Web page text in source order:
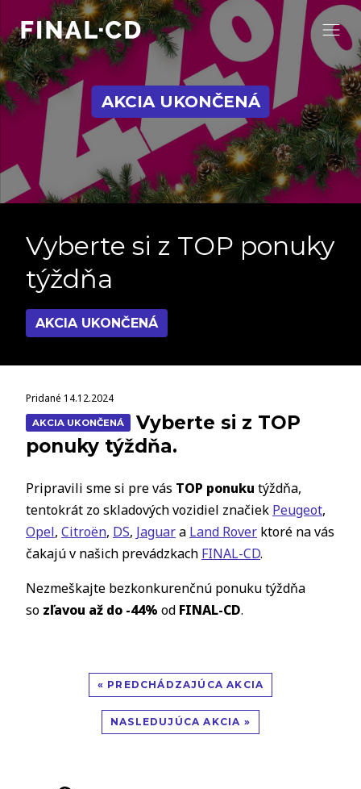
Vyberte si z TOP ponuky
týždňa
AKCIA UKONČENÁ
AKCIA UKONČENÁ
Pridané 14.12.2024
AKCIA UKONČENÁ
Vyberte si z TOP
ponuky týždňa.
Pripravili sme si pre vás TOP ponuku týždňa,
tentokrát zo skladových vozidiel značiek Peugeot,
Opel, Citroën, DS, Jaguara Land Rover ktoré na vás
čakajú v našich prevádzkach FINAL-CD.
Nezmeškajte bezkonkurenčnú ponuku týždňa
so zľavou až do -44% od FINAL-CD.
« PREDCHÁDZAJÚCA AKCIA
NASLEDUJÚCA AKCIA »